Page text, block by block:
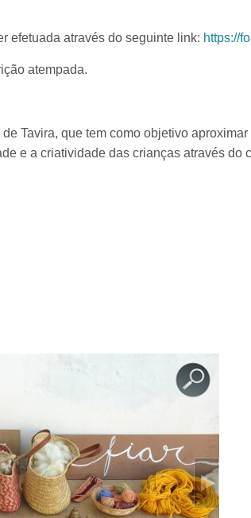
efetuada através do seguinte link: https://
atempada.
Tavira, que tem como objetivo
e a criatividade das crianças através do